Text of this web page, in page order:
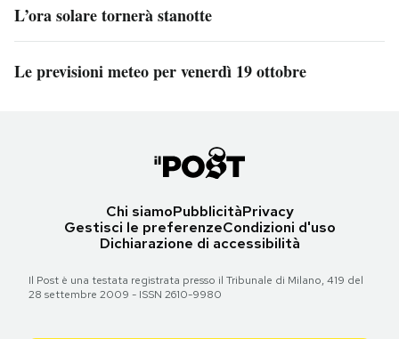
L’ora solare tornerà stanotte
Le previsioni meteo per venerdì 19 ottobre
Chi siamoPubblicitàPrivacy
Gestisci le preferenzeCondizioni d'uso
Dichiarazione di accessibilità
Il Post è una testata registrata presso il Tribunale di Milano, 419 del
28 settembre 2009 - ISSN 2610-9980